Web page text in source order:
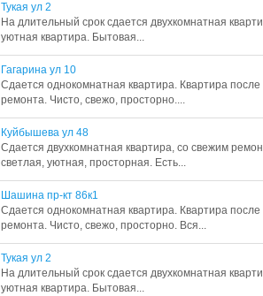
Тукая ул 2
На длительный срок сдается двухкомнатная
уютная квартира. Бытовая...
Гагарина ул 10
Сдается однокомнатная квартира. Квартира после
ремонта. Чисто, свежо, просторно....
Куйбышева ул 48
Сдается двухкомнатная квартира, со свежим
светлая, уютная, просторная. Есть...
Шашина пр-кт 86к1
Сдается однокомнатная квартира. Квартира после
ремонта. Чисто, свежо, просторно. Вся...
Тукая ул 2
На длительный срок сдается двухкомнатная
уютная квартира. Бытовая...